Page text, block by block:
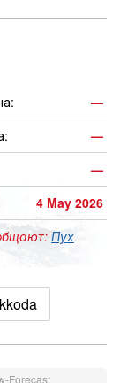
—
—
—
4 May 2026
Пух
Forecast